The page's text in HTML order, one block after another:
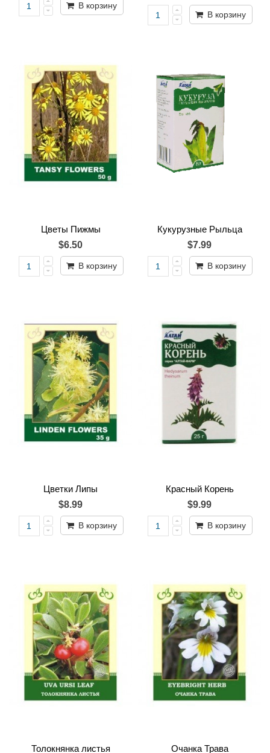
В корзину
В корзину
Цветы Пижмы
$6.50
В корзину
Кукурузные Рыльца
$7.99
В корзину
Цветки Липы
$8.99
В корзину
Красный Корень
$9.99
В корзину
Толокнянка листья Очанка Трава